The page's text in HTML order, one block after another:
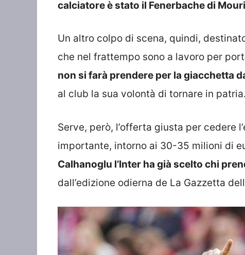
calciatore è stato il Fenerbache di
Un altro colpo di scena, quindi,
che nel frattempo sono a lavoro per
non si farà prendere per la giacchetta
al club la sua volontà di tornare in patria.
Serve, però, l’offerta giusta per cedere
importante, intorno ai 30-35 milioni di
Calhanoglu l’Inter ha già scelto chi
dall’edizione odierna de La Gazzetta